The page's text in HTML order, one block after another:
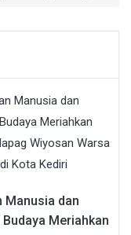
Manusia dan
Budaya Meriahkan